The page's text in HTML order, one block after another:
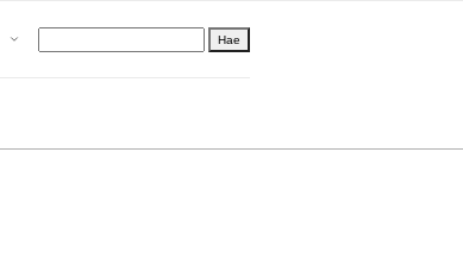
Avaa valikko Hae